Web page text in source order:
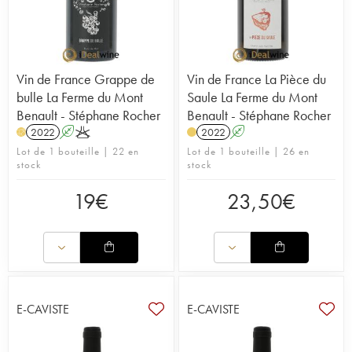
Vin de France Grappe de
bulle La Ferme du Mont
Benault - Stéphane Rocher
H 2022 AK
Lot de 1 bouteille | 22 en
stock
19€
Vin de France La Pièce du
Saule La Ferme du Mont
Benault - Stéphane Rocher
2022 A
Lot de 1 bouteille | 26 en
stock
23,50€
E-CAVISTE E-CAVISTE